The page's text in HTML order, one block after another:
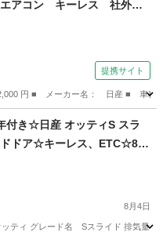
アコン キーレス 社外ナ
Ｃ 社外ＡＷ （検9.12）
提携サイト
円 ■ メーカー名： 日産 ■ 車
付き☆日産 オッティS スラ
ドア☆キーレス、ETC☆8万
ゴン
8月4日
ティ グレード名 Sスライド 排気